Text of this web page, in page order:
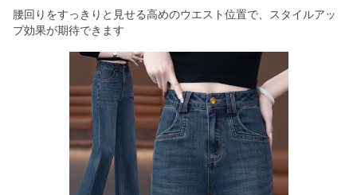
腰回りをすっきりと見せる高めのウエスト位置で、スタイルアッ
プ効果が期待できます